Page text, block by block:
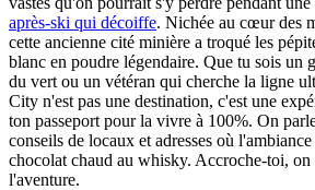
après-ski qui décoiffe. Nichée au cœur des
cette ancienne cité minière a troqué les
blanc en poudre légendaire. Que tu sois un
du vert ou un vétéran qui cherche la ligne
City n'est pas une destination, c'est une
ton passeport pour la vivre à 100%. On
conseils de locaux et adresses où
chocolat chaud au whisky. Accroche-toi, on
l'aventure.